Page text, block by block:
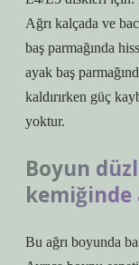
Ağrı kalçada ve
baş parmağında
ayak baş
kaldırırken güç
yoktur.
Boyun
kemiğinde
Bu ağrı boyunda